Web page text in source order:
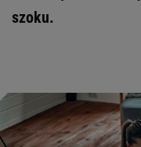
szoku.